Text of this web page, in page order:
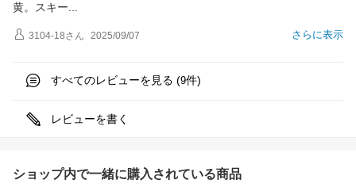
黄。スキー
さらに表示
3104-18さん 2025/09/07
すべてのレビューを見る (9件)
レビューを書く
ショップ内で一緒に購入されている商品